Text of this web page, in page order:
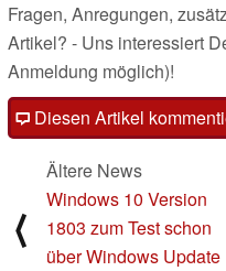
Fragen, Anregungen,
Artikel? - Uns interessiert
Anmeldung möglich)!
Diesen Artikel
⟨
Ältere News
Windows 10 Version
1803 zum Test schon
über Windows Update